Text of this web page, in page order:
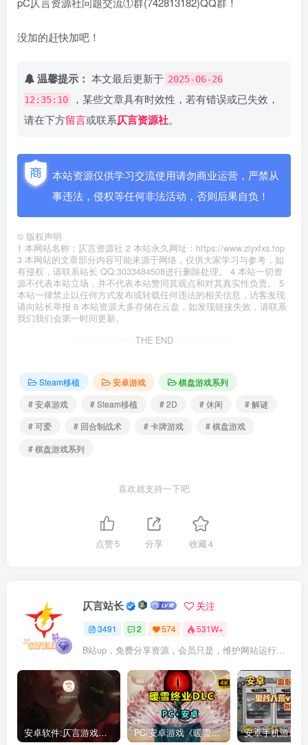
没加的赶快加吧！
温馨提示： 本文最后更新于 2025-06-26
12:35:10
，某些文章具有时效性，若有错误或已失效，
请在下方留言或联系仄言资源社。
本站资源仅供学习交流使用请勿商业运营，严禁从
事违法，侵权等任何非法活动，否则后果自负！
© 版权声明
1 本网站名称：仄言资源社 2 本站永久网址：https://www.ziyxfxs.top
3 本网站的文章部分内容可能来源于网络，仅供大家学习与参考，如
有侵权，请联系站长 QQ:3033484508进行删除处理。 4 本站一切资
源不代表本站立场，并不代表本站赞同其观点和对其真实性负责。 5
本站一律禁止以任何方式发布或转载任何违法的相关信息，访客发现
请向站长举报 6 本站资源大多存储在云盘，如发现链接失效，请联系
我们我们会第一时间更新。
THE END
Steam移植 安卓游戏
棋盘游戏系列
# 安卓游戏
# Steam移植 # 2D # 休闲
# 解谜
# 可爱
# 回合制战术 # 卡牌游戏
# 棋盘游戏
# 棋盘游戏系列
喜欢就支持一下吧
点赞5 分享 收藏4
仄言站长 关注
3491 2 574 531W+
B站up，免费分享资源，会员只是，维护网站运行，会员权利为可以支持本地下载，更多内容，敬请期待！
安卓软件:仄言游戏库4.0APP全新上架了！没有下的赶紧下载呀！ PC/安卓游戏《暖雪最新v3.1.0.1》终业DLC整合版！